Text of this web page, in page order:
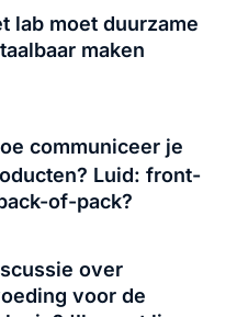
lab moet duurzame
maken
communiceer je
Luid: front-
of-pack?
over
voor de